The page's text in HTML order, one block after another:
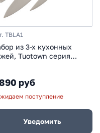
TBLA1
из 3-х кухонных
Tuotown серия
руб
поступление
Уведомить